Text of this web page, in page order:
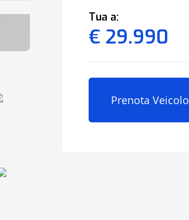
Tua a:
€ 29.990
Prenota Veicolo